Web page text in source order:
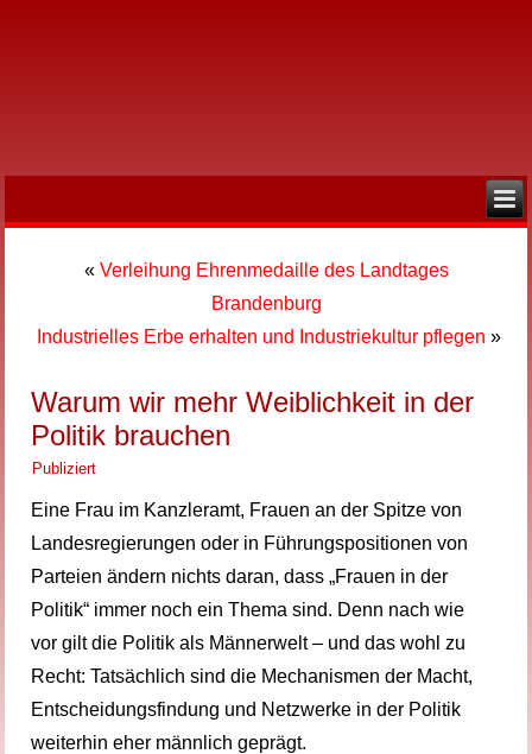
« Verleihung Ehrenmedaille des Landtages
Brandenburg
Industrielles Erbe erhalten und Industriekultur pflegen »
Warum wir mehr Weiblichkeit in der
Politik brauchen
Publiziert
Eine Frau im Kanzleramt, Frauen an der Spitze von
Landesregierungen oder in Führungspositionen von
Parteien ändern nichts daran, dass „Frauen in der
Politik“ immer noch ein Thema sind. Denn nach wie
vor gilt die Politik als Männerwelt – und das wohl zu
Recht: Tatsächlich sind die Mechanismen der Macht,
Entscheidungsfindung und Netzwerke in der Politik
weiterhin eher männlich geprägt.